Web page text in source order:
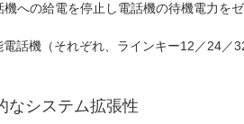
への給電を停止し電話機の待機電力を
話機（それぞれ、ラインキー12／24／
なシステム拡張性